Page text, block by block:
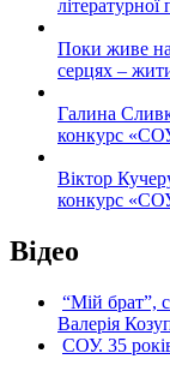
Поки живе
серцях –
Галина
конкурс «СОУ.
Віктор
конкурс «СОУ.
Відео
“Мій брат”,
Валерія
СОУ. 35